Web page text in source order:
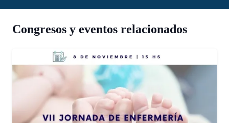
Congresos y eventos relacionados